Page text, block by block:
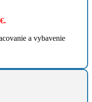
a vybavenie